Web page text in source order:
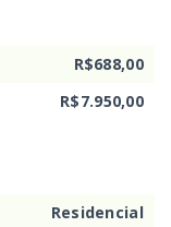
R$688,00
R$7.950,00
Residencial